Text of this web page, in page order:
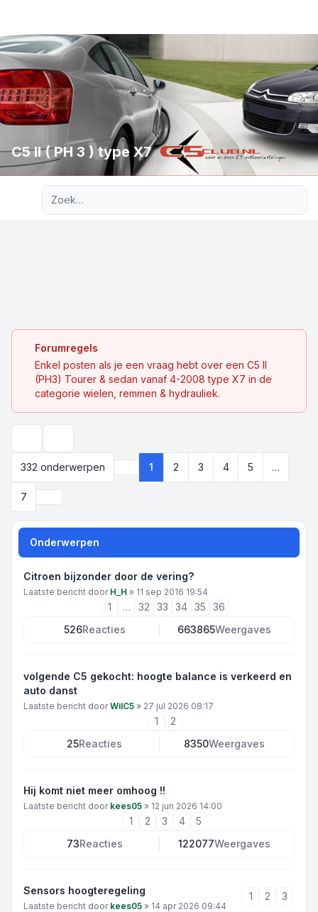
C5 II ( PH 3 ) type X7
Forumregels
Enkel posten als je een vraag hebt over een C5 II
(PH3) Tourer & sedan vanaf 4-2008 type X7 in de
categorie wielen, remmen & hydrauliek.
332 onderwerpen
Pagina van
1 2 3 4 5 …
7
Onderwerpen
Citroen bijzonder door de vering?
Laatste bericht door H_H » 11 sep 2016 19:54
1 … 32 33 34 35
36
526Reacties 663865Weergaves
volgende C5 gekocht: hoogte balance is verkeerd en
auto danst
Laatste bericht doorWilC5 » 27 jul 2026 08:17
1
2
25Reacties 8350Weergaves
Hij komt niet meer omhoog !!
Laatste bericht door kees05 » 12 jun 2026 14:00
1 2 3 4
5
73Reacties 122077Weergaves
Sensors hoogteregeling
Laatste bericht door kees05 » 14 apr 2026 09:44
1 2 3